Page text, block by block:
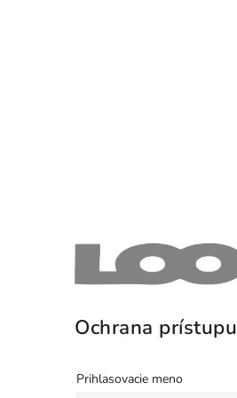
Ochrana prístupu
Prihlasovacie meno